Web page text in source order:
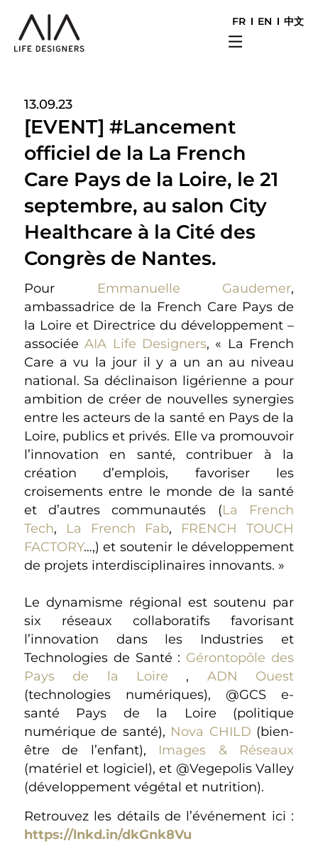
FR EN 中文
13.09.23
[EVENT] #Lancement
officiel de la La French
Care Pays de la Loire, le 21
septembre, au salon City
Healthcare à la Cité des
Congrès de Nantes.
Pour Emmanuelle Gaudemer,
ambassadrice de la French Care Pays de
la Loire et Directrice du développement –
associéeAIA Life Designers, « La French
Care a vu la jour il y a un an au niveau
national. Sa déclinaison ligérienne a pour
ambition de créer de nouvelles synergies
entre les acteurs de la santé en Pays de la
Loire, publics et privés. Elle va promouvoir
l’innovation en santé, contribuer à la
création d’emplois, favoriser les
croisements entre le monde de la santé
et d’autres communautés (La French
Tech, La French Fab, FRENCH TOUCH
FACTORY…,) et soutenir le développement
de projets interdisciplinaires innovants. »
Le dynamisme régional est soutenu par
six réseaux collaboratifs favorisant
l’innovation dans les Industries et
Technologies de Santé : Gérontopôle des
Pays de la Loire , ADN Ouest
(technologies numériques), @GCS e-
santé Pays de la Loire (politique
numérique de santé), Nova CHILD (bien-
être de l’enfant), Images & Réseaux
(matériel et logiciel), et @Vegepolis Valley
(développement végétal et nutrition).
Retrouvez les détails de l’événement ici :
https://lnkd.in/dkGnk8Vu